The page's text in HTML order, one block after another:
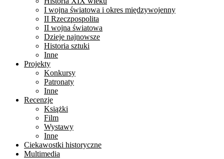
I wojna światowa i okres międzywojenny
II Rzeczpospolita
II wojna światowa
Dzieje najnowsze
Historia sztuki
Inne
Projekty
Konkursy
Patronaty
Inne
Recenzje
Książki
Film
Wystawy
Inne
Ciekawostki historyczne
Multimedia